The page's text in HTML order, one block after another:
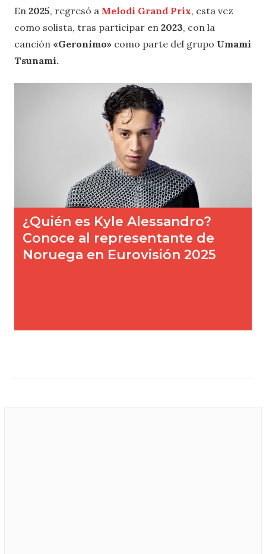
En 2025, regresó a Melodi Grand Prix, esta vez
como solista, tras participar en 2023, con la
canción «Geronimo» como parte del grupo Umami
Tsunami.